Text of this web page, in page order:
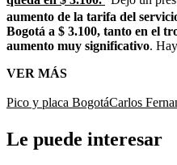
aumento de la tarifa del
Bogotá a $ 3.100, tanto en el
aumento muy significativo.
VER MÁS
Pico y placa BogotáCarlos
Le puede interesar